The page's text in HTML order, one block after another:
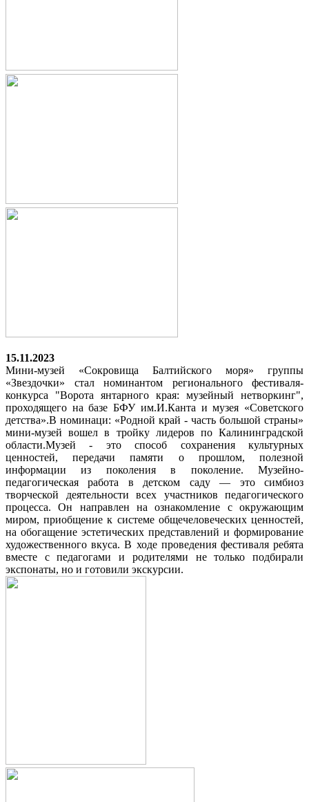
15.11.2023
Мини-музей «Сокровища Балтийского моря» группы
«Звездочки» стал номинантом регионального фестиваля-
конкурса "Ворота янтарного края: музейный нетворкинг",
проходящего на базе БФУ им.И.Канта и музея «Советского
детства».В номинаци: «Родной край - часть большой страны»
мини-музей вошел в тройку лидеров по Калининградской
области.Музей - это способ сохранения культурных
ценностей, передачи памяти о прошлом, полезной
информации из поколения в поколение. Музейно-
педагогическая работа в детском саду — это симбиоз
творческой деятельности всех участников педагогического
процесса. Он направлен на ознакомление с окружающим
миром, приобщение к системе общечеловеческих ценностей,
на обогащение эстетических представлений и формирование
художественного вкуса.В ходе проведения фестиваля ребята
вместе с педагогами и родителями не только подбирали
экспонаты, но и готовили экскурсии.